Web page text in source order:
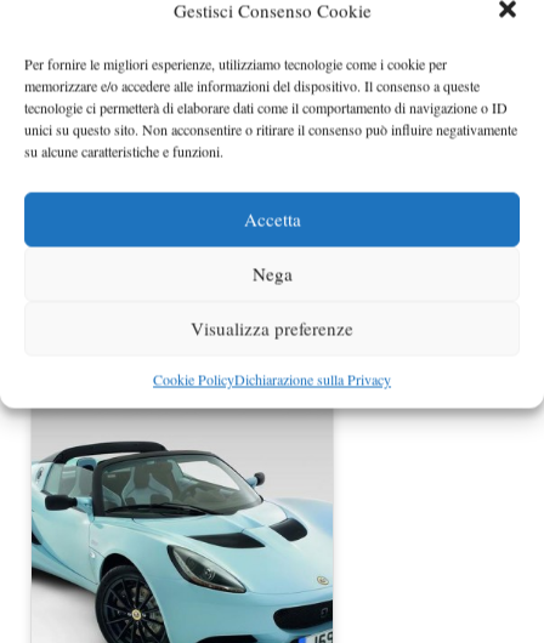
Gestisci Consenso Cookie
Per fornire le migliori esperienze, utilizziamo tecnologie come i cookie per
memorizzare e/o accedere alle informazioni del dispositivo. Il consenso a queste
tecnologie ci permetterà di elaborare dati come il comportamento di navigazione o ID
unici su questo sito. Non acconsentire o ritirare il consenso può influire negativamente
su alcune caratteristiche e funzioni.
Accetta
Nega
Visualizza preferenze
Cookie PolicyDichiarazione sulla Privacy
Lotus Elise Club Racer
Lotus Exige V6 foto spia